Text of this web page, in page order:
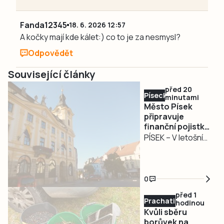
Fanda12345 18. 6. 2026 12:57
A kočky mají kde kálet:) co to je za nesmysl?
Odpovědět
Související články
Písecko
před 20
minutami
Město Písek
připravuje
finanční pojistku
kvůli časovému
PÍSEK – V letošním
se u části příjmů
města Písek,
zejména dotací,
pravděpodobně
posune jejich
0
Prachaticko
před 1
hodinou
Kvůli sběru
borůvek na